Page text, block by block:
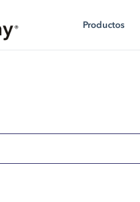
Productos